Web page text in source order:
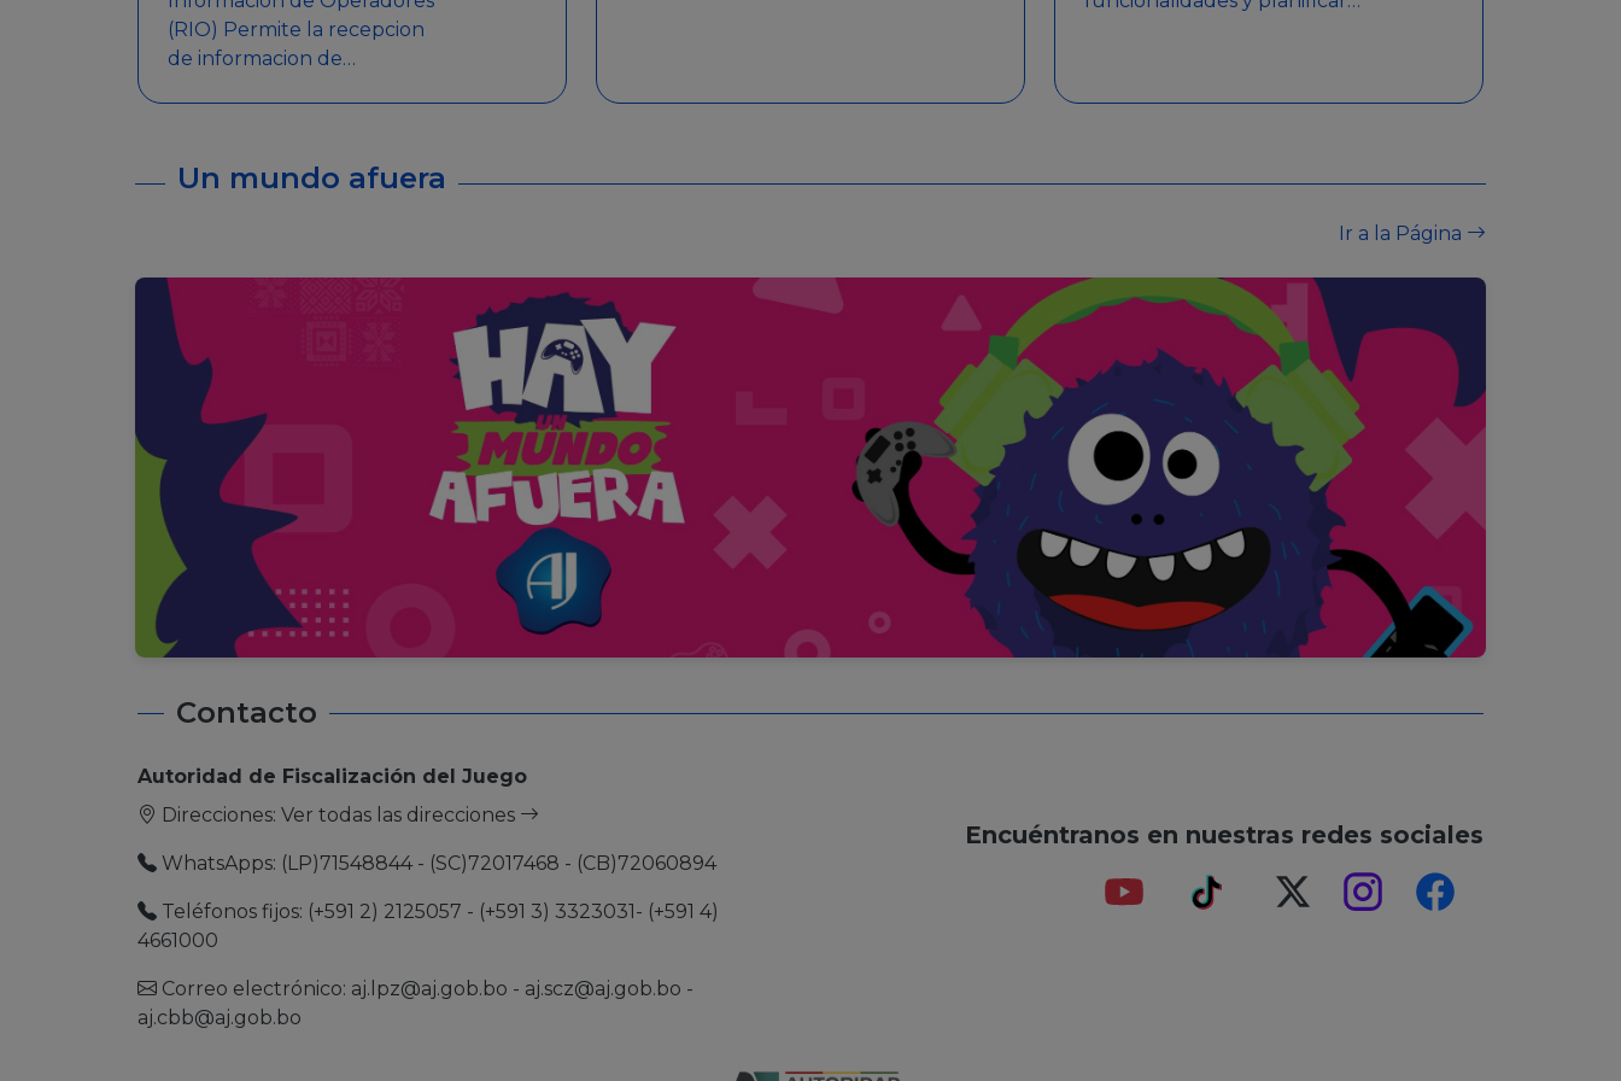
(RIO) Permite la recepcion
de informacion de
significativos, entre otros.
Un mundo afuera
Ir a la Página
Contacto
Autoridad de Fiscalización del Juego
Direcciones: Ver todas las direcciones
WhatsApps: (LP)71548844 - (SC)72017468 - (CB)72060894
Teléfonos fijos: (+591 2) 2125057 - (+591 3) 3323031- (+591 4)
4661000
Correo electrónico: aj.lpz@aj.gob.bo - aj.scz@aj.gob.bo -
aj.cbb@aj.gob.bo
Encuéntranos en nuestras redes sociales